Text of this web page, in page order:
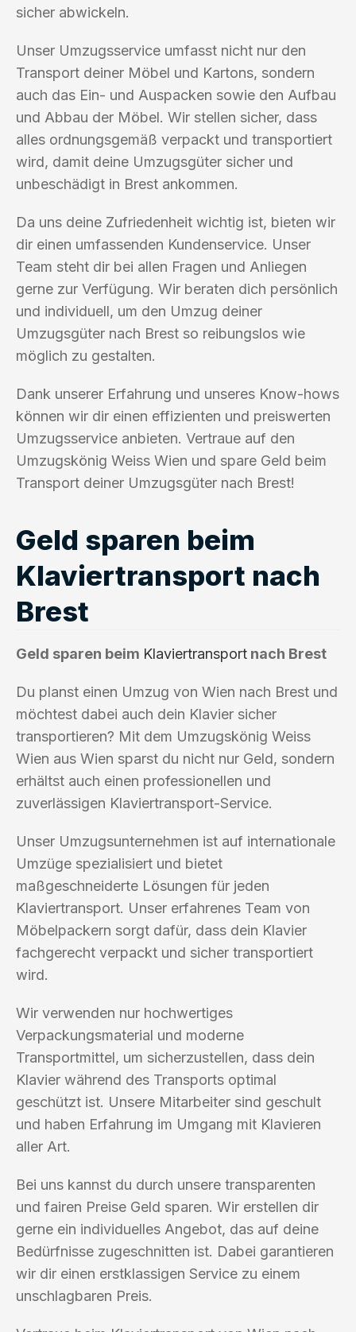
sicher abwickeln.
Unser Umzugsservice umfasst nicht nur den
Transport deiner Möbel und Kartons, sondern
auch das Ein- und Auspacken sowie den Aufbau
und Abbau der Möbel. Wir stellen sicher, dass
alles ordnungsgemäß verpackt und transportiert
wird, damit deine Umzugsgüter sicher und
unbeschädigt in Brest ankommen.
Da uns deine Zufriedenheit wichtig ist, bieten wir
dir einen umfassenden Kundenservice. Unser
Team steht dir bei allen Fragen und Anliegen
gerne zur Verfügung. Wir beraten dich persönlich
und individuell, um den Umzug deiner
Umzugsgüter nach Brest so reibungslos wie
möglich zu gestalten.
Dank unserer Erfahrung und unseres Know-hows
können wir dir einen effizienten und preiswerten
Umzugsservice anbieten. Vertraue auf den
Umzugskönig Weiss Wien und spare Geld beim
Transport deiner Umzugsgüter nach Brest!
Geld sparen beim
Klaviertransport nach
Brest
Geld sparen beim Klaviertransport nach Brest
Du planst einen Umzug von Wien nach Brest und
möchtest dabei auch dein Klavier sicher
transportieren? Mit dem Umzugskönig Weiss
Wien aus Wien sparst du nicht nur Geld, sondern
erhältst auch einen professionellen und
zuverlässigen Klaviertransport-Service.
Unser Umzugsunternehmen ist auf internationale
Umzüge spezialisiert und bietet
maßgeschneiderte Lösungen für jeden
Klaviertransport. Unser erfahrenes Team von
Möbelpackern sorgt dafür, dass dein Klavier
fachgerecht verpackt und sicher transportiert
wird.
Wir verwenden nur hochwertiges
Verpackungsmaterial und moderne
Transportmittel, um sicherzustellen, dass dein
Klavier während des Transports optimal
geschützt ist. Unsere Mitarbeiter sind geschult
und haben Erfahrung im Umgang mit Klavieren
aller Art.
Bei uns kannst du durch unsere transparenten
und fairen Preise Geld sparen. Wir erstellen dir
gerne ein individuelles Angebot, das auf deine
Bedürfnisse zugeschnitten ist. Dabei garantieren
wir dir einen erstklassigen Service zu einem
unschlagbaren Preis.